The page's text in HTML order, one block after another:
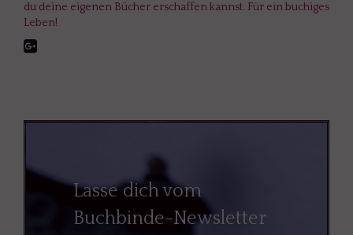
du deine eigenen Bücher erschaffen kannst. Für ein buchiges
Leben!
Lasse dich vom
Buchbinde-Newsletter